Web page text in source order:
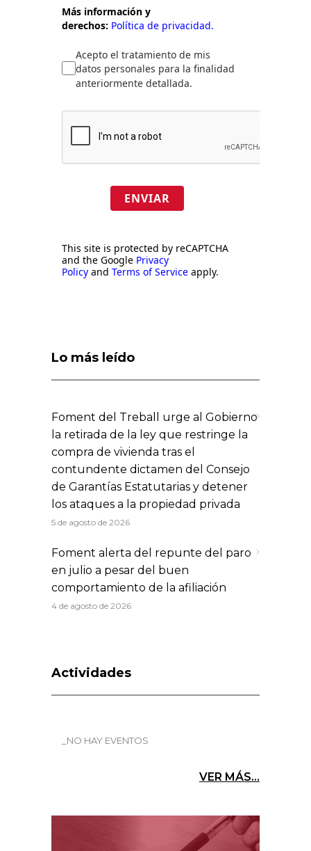
Más información y
derechos: Política de privacidad.
Acepto el tratamiento de mis
datos personales para la finalidad
anteriormente detallada.
ENVIAR
This site is protected by reCAPTCHA
and the Google Privacy
Policy and Terms of Service apply.
Lo más leído
Foment del Treball urge al Gobierno
la retirada de la ley que restringe la
compra de vivienda tras el
contundente dictamen del Consejo
de Garantías Estatutarias y detener
los ataques a la propiedad privada
5 de agosto de 2026
Foment alerta del repunte del paro
en julio a pesar del buen
comportamiento de la afiliación
4 de agosto de 2026
Actividades
_NO HAY EVENTOS
VER MÁS...